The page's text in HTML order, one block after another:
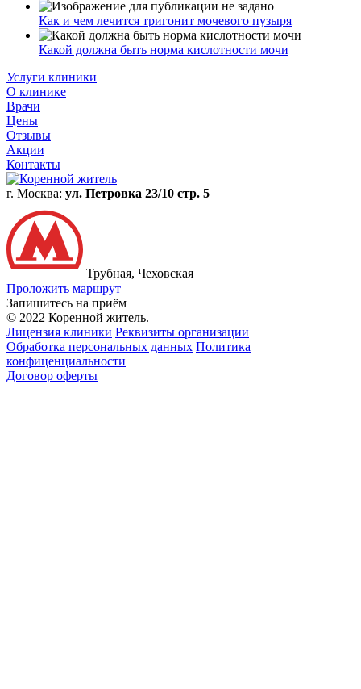
Как и чем лечится тригонит мочевого пузыря
Какой должна быть норма кислотности мочи
Услуги клиники
О клинике
Врачи
Цены
Отзывы
Акции
Контакты
г. Москва: ул. Петровка 23/10 стр. 5
Трубная, Чеховская
Проложить маршрут
Запишитесь на приём
© 2022 Коренной житель.
Лицензия клиники Реквизиты организации
Обработка персональных данных Политика
конфиценциальности
Договор оферты